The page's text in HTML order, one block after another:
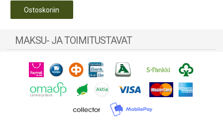
Ostoskoriin
MAKSU- JA TOIMITUSTAVAT